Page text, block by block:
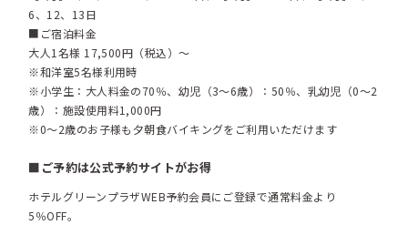
6、12、13日
■ご宿泊料金
大人1名様 17,500円（税込）～
※和洋室5名様利用時
※小学生：大人料金の70％、幼児（3～6歳）：50％、乳幼児（0～2
歳）：施設使用料1,000円
※0～2歳のお子様も夕朝食バイキングをご利用いただけます
■ご予約は公式予約サイトがお得
ホテルグリーンプラザWEB予約会員にご登録で通常料金より
5％OFF。